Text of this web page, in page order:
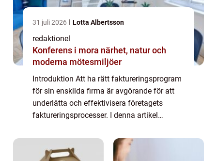
31 juli 2026 Lotta Albertsson
redaktionel
Konferens i mora närhet, natur och
moderna mötesmiljöer
Introduktion Att ha rätt faktureringsprogram
för sin enskilda firma är avgörande för att
underlätta och effektivisera företagets
faktureringsprocesser. I denna artikel
faktureringsprogram för enskild firma...